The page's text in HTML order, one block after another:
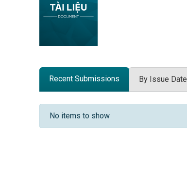
Recent Submissions By Issue Date
Recent Submissions
No items to show